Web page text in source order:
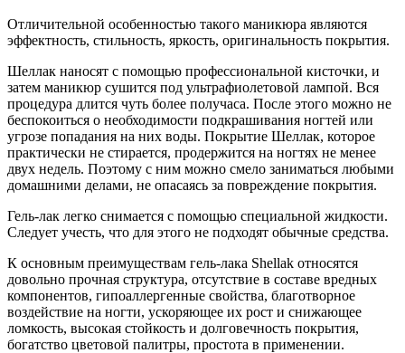
Отличительной особенностью такого маникюра являются
эффектность, стильность, яркость, оригинальность покрытия.
Шеллак наносят с помощью профессиональной кисточки, и
затем маникюр сушится под ультрафиолетовой лампой. Вся
процедура длится чуть более получаса. После этого можно не
беспокоиться о необходимости подкрашивания ногтей или
угрозе попадания на них воды. Покрытие Шеллак, которое
практически не стирается, продержится на ногтях не менее
двух недель. Поэтому с ним можно смело заниматься любыми
домашними делами, не опасаясь за повреждение покрытия.
Гель-лак легко снимается с помощью специальной жидкости.
Следует учесть, что для этого не подходят обычные средства.
К основным преимуществам гель-лака Shellak относятся
довольно прочная структура, отсутствие в составе вредных
компонентов, гипоаллергенные свойства, благотворное
воздействие на ногти, ускоряющее их рост и снижающее
ломкость, высокая стойкость и долговечность покрытия,
богатство цветовой палитры, простота в применении.